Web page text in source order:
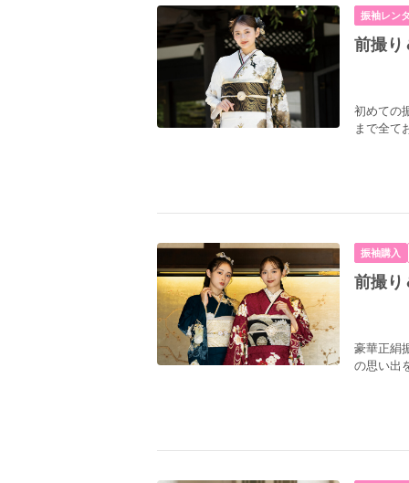
個性を
通常レンタル
振袖レン
前撮り
初めての
まで全て
振袖購入
前撮り
豪華正絹
の思い出